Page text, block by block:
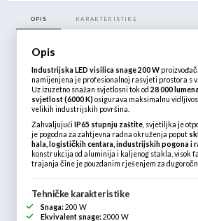
OPIS KARAKTERISTIKE
Opis
Industrijska LED visilica snage 200 W
namijenjena je profesionalnoj rasvjeti prostora s
Uz izuzetno snažan svjetlosni tok od 28 000 lumena
svjetlost (6000 K) osigurava maksimalnu
velikih industrijskih površina.
Zahvaljujući IP65 stupnju zaštite, svjetiljka je
je pogodna za zahtjevna radna okruženja poput
hala, logističkih centara, industrijskih pogona i
konstrukcija od aluminija i kaljenog stakla, visok
trajanja čine je pouzdanim rješenjem za
Tehničke karakteristike
Snaga: 200 W
Ekvivalent snage: 2000 W